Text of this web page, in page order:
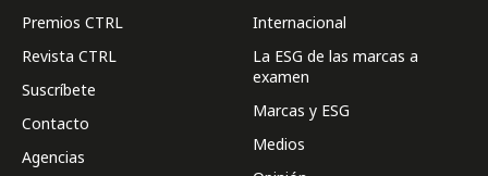
Premios CTRL
Revista CTRL
Suscríbete
Contacto
Agencias
Internacional
La ESG de las marcas a
examen
Marcas y ESG
Medios